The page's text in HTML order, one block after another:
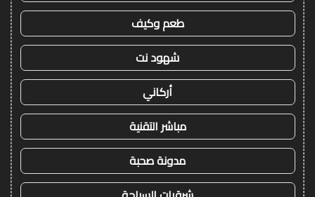
طعم وكيف
شهود نت
أركاني
مباشر التقنية
مدونة صحبة